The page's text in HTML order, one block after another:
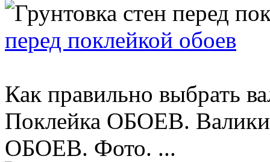
перед поклейкой обоев
Как правильно выбрать
Поклейка ОБОЕВ.
ОБОЕВ. Фото. ...